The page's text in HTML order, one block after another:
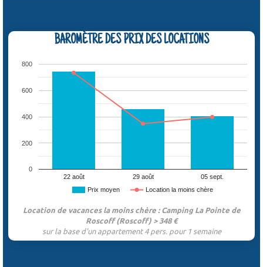
BAROMÈTRE DES PRIX DES LOCATIONS
Prix moyen Location la moins chère
22 août 29 août 05 sept.
0
200
400
600
800
Location de vacances la moins chère : Camping La Pointe de
Roscoff (Roscoff) > 348 €
sur la base d'un appartement 4 pers. pour 1 semaine